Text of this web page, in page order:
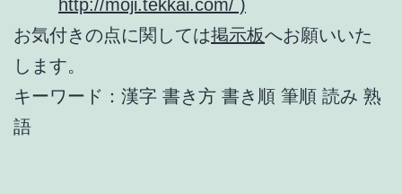
http://moji.tekkai.com/ )
お気付きの点に関しては掲示板へお願いいた
します。
キーワード：漢字 書き方 書き順 筆順 読み 熟
語